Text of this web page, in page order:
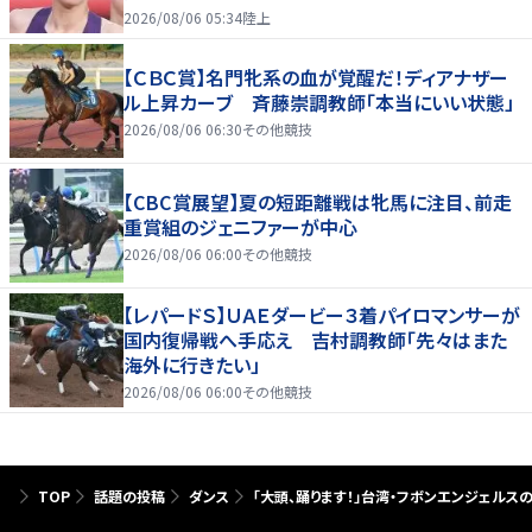
2026/08/06 05:34陸上
【ＣＢＣ賞】名門牝系の血が覚醒だ！ディアナザー
ル上昇カーブ 斉藤崇調教師「本当にいい状態」
2026/08/06 06:30その他競技
【CBC賞展望】夏の短距離戦は牝馬に注目、前走
重賞組のジェニファーが中心
2026/08/06 06:00その他競技
【レパードＳ】ＵＡＥダービー３着パイロマンサーが
国内復帰戦へ手応え 吉村調教師「先々はまた
海外に行きたい」
2026/08/06 06:00その他競技
TOP 話題の投稿 ダンス 「大頭、踊ります！」台湾・フボンエンジェ